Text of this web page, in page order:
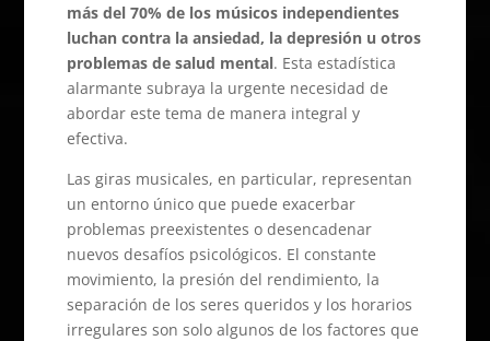
más del 70% de los músicos independientes
luchan contra la ansiedad, la depresión u otros
problemas de salud mental. Esta estadística
alarmante subraya la urgente necesidad de
abordar este tema de manera integral y
efectiva.
Las giras musicales, en particular, representan
un entorno único que puede exacerbar
problemas preexistentes o desencadenar
nuevos desafíos psicológicos. El constante
movimiento, la presión del rendimiento, la
separación de los seres queridos y los horarios
irregulares son solo algunos de los factores que